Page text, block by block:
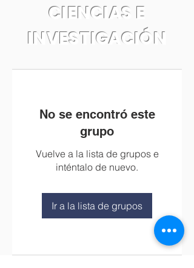
CIENCIAS E
INVESTIGACIÓN
No se encontró este
grupo
Vuelve a la lista de grupos e
inténtalo de nuevo.
Ir a la lista de grupos